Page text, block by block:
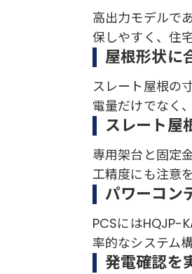
高出力モデルで
保しやすく、住
屋根形状に
スレート屋根の
電量だけでなく
スレート屋
専用架台と固定
工精度にも注意
パワーコン
PCSにはHQJP-
率的なシステム
発電確認を